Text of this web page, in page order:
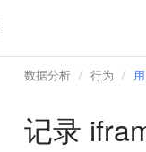
数据分析 行为
记录